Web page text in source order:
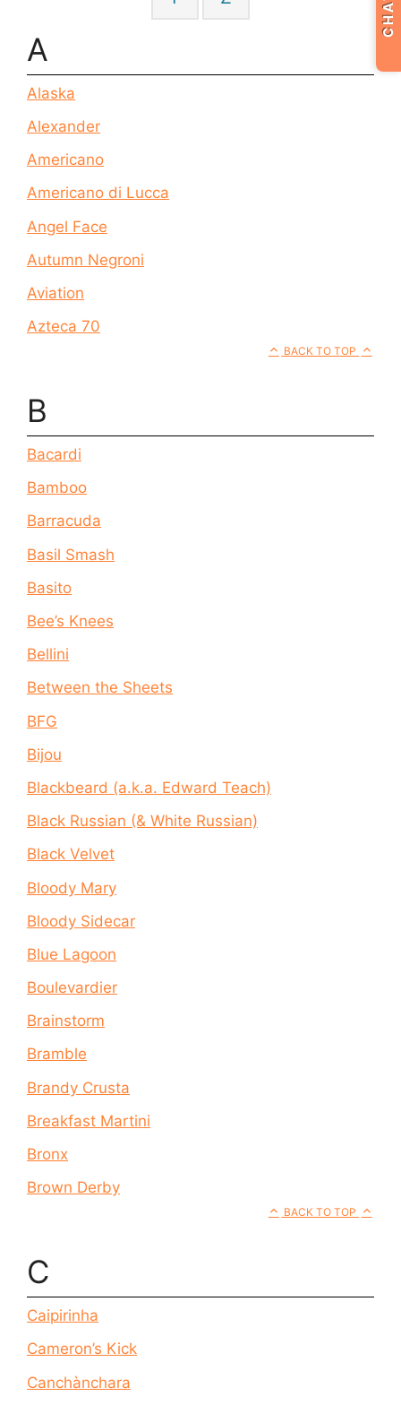
A
Alaska
Alexander
Americano
Americano di Lucca
Angel Face
Autumn Negroni
Aviation
Azteca 70
BACK TO TOP
B
Bacardi
Bamboo
Barracuda
Basil Smash
Basito
Bee’s Knees
Bellini
Between the Sheets
BFG
Bijou
Blackbeard (a.k.a. Edward Teach)
Black Russian (& White Russian)
Black Velvet
Bloody Mary
Bloody Sidecar
Blue Lagoon
Boulevardier
Brainstorm
Bramble
Brandy Crusta
Breakfast Martini
Bronx
Brown Derby
BACK TO TOP
C
Caipirinha
Cameron’s Kick
Canchànchara
CHAT